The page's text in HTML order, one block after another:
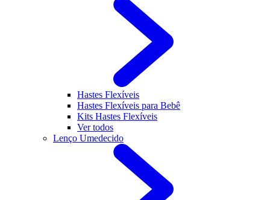
Hastes Flexíveis
Hastes Flexíveis para Bebê
Kits Hastes Flexíveis
Ver todos
Lenço Umedecido